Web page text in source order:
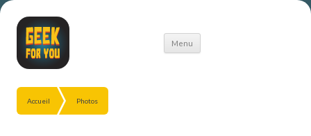
Menu
Aller
Accueil Photos